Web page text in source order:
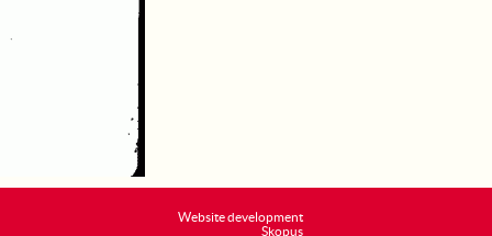
Website development
Skopus